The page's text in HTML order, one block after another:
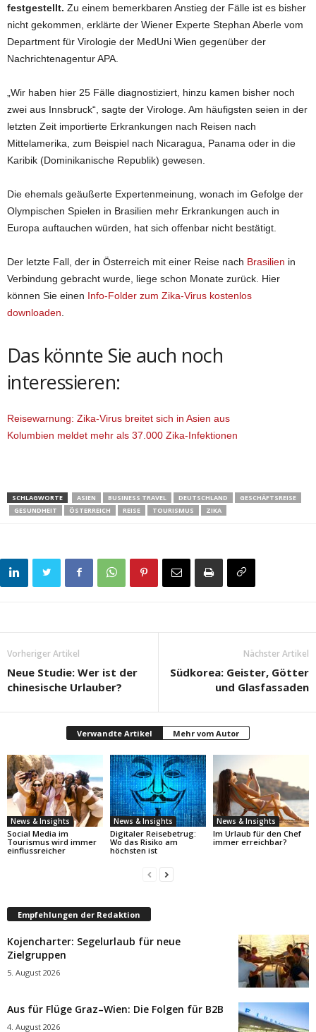
festgestellt. Zu einem bemerkbaren Anstieg der Fälle ist es bisher
nicht gekommen, erklärte der Wiener Experte Stephan Aberle vom
Department für Virologie der MedUni Wien gegenüber der
Nachrichtenagentur APA.
„Wir haben hier 25 Fälle diagnostiziert, hinzu kamen bisher noch
zwei aus Innsbruck“, sagte der Virologe. Am häufigsten seien in der
letzten Zeit importierte Erkrankungen nach Reisen nach
Mittelamerika, zum Beispiel nach Nicaragua, Panama oder in die
Karibik (Dominikanische Republik) gewesen.
Die ehemals geäußerte Expertenmeinung, wonach im Gefolge der
Olympischen Spielen in Brasilien mehr Erkrankungen auch in
Europa auftauchen würden, hat sich offenbar nicht bestätigt.
Der letzte Fall, der in Österreich mit einer Reise nach Brasilien in
Verbindung gebracht wurde, liege schon Monate zurück. Hier
können Sie einen Info-Folder zum Zika-Virus kostenlos
downloaden
Das könnte Sie auch noch
interessieren:
Reisewarnung: Zika-Virus breitet sich in Asien aus
Kolumbien meldet mehr als 37.000 Zika-Infektionen
SCHLAGWORTE ASIEN BUSINESS TRAVEL DEUTSCHLAND
GESCHÄFTSREISE
GESUNDHEIT
ÖSTERREICH REISE TOURISMUS ZIKA
Vorheriger Artikel
Neue Studie: Wer ist der
chinesische Urlauber?
Nächster Artikel
Südkorea: Geister, Götter
und Glasfassaden
Verwandte Artikel Mehr vom Autor
News & Insights
Social Media im
Tourismus wird immer
einflussreicher
News & Insights
Digitaler Reisebetrug:
Wo das Risiko am
höchsten ist
News & Insights
Im Urlaub für den Chef
immer erreichbar?
Empfehlungen der Redaktion
Kojencharter: Segelurlaub für neue
Zielgruppen
5. August 2026
Aus für Flüge Graz–Wien: Die Folgen für B2B
4. August 2026